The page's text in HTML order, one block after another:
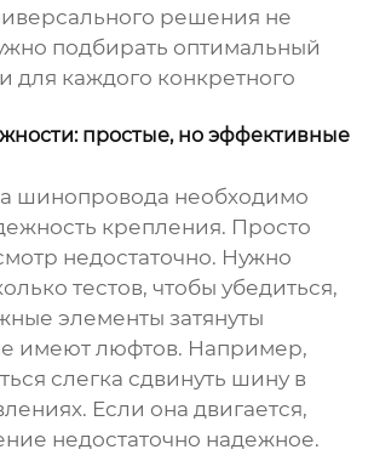
решения не
подбирать оптимальный
для каждого конкретного
простые, но эффективные
шинопровода необходимо
крепления. Просто
недостаточно. Нужно
тестов, чтобы убедиться,
элементы затянуты
имеют люфтов. Например,
слегка сдвинуть шину в
Если она двигается,
недостаточно надежное.